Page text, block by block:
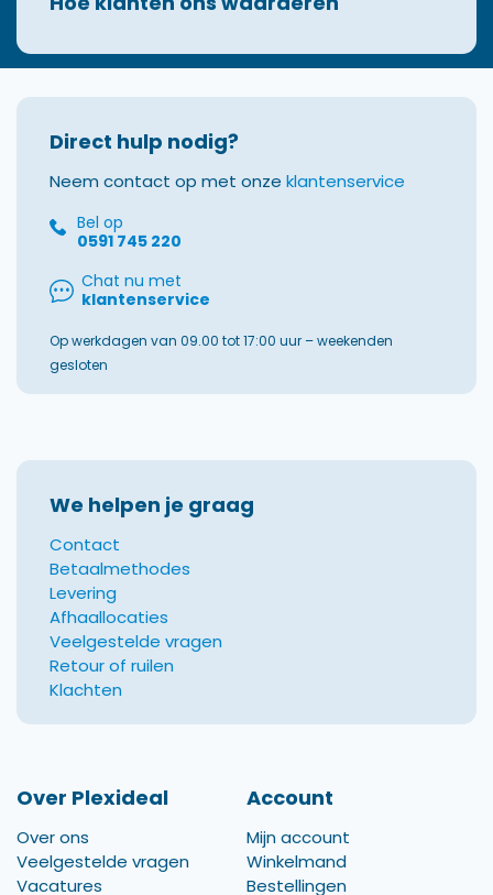
Direct hulp nodig?
Neem contact op met onze klantenservice
Bel op
0591 745 220
Chat nu met
klantenservice
Op werkdagen van 09.00 tot 17:00 uur – weekenden
gesloten
We helpen je graag
Contact
Betaalmethodes
Levering
Afhaallocaties
Veelgestelde vragen
Retour of ruilen
Klachten
Over Plexideal
Over ons
Veelgestelde vragen
Vacatures
Account
Mijn account
Winkelmand
Bestellingen